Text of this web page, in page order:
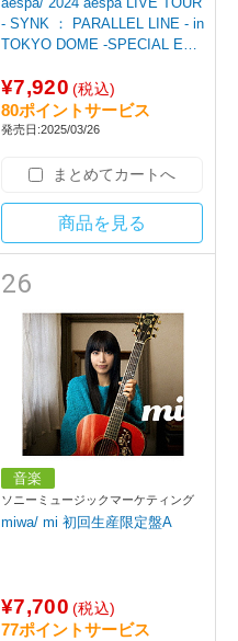
‐ SYNK ： PARALLEL LINE ‐ in
TOKYO DOME ‐SPECIAL EDI
¥7,920 (税込)
80ポイントサービス
発売日:2025/03/26
まとめてカートへ
商品を見る
26
音楽
ソニーミュージックマーケティング
miwa/ mi 初回生産限定盤A
¥7,700 (税込)
77ポイントサービス